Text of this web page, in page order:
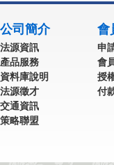
公司簡介
法源資訊
產品服務
資料庫說明
法源徵才
交通資訊
策略聯盟
會
申
會
授
付